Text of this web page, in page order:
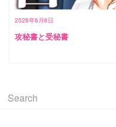
2026年6月6日
攻秘書と受秘書